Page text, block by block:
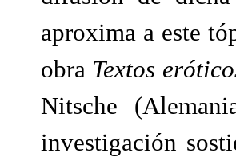
aproxima a este
obra Textos
Nitsche
investigación